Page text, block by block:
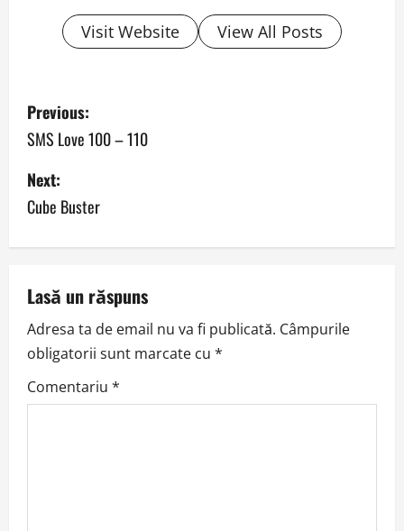
Visit Website View All Posts
P
o
s
t
n
a
v
i
g
Previous:
SMS Love 100 – 110
Next:
Cube Buster
Lasă un răspuns
Adresa ta de email nu va fi publicată. Câmpurile
obligatorii sunt marcate cu *
Comentariu *